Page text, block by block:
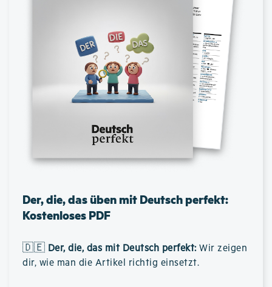
Der, die, das üben mit Deutsch perfekt:
Kostenloses PDF
🇩🇪 Der, die, das mit Deutsch perfekt: Wir zeigen
dir, wie man die Artikel richtig einsetzt.